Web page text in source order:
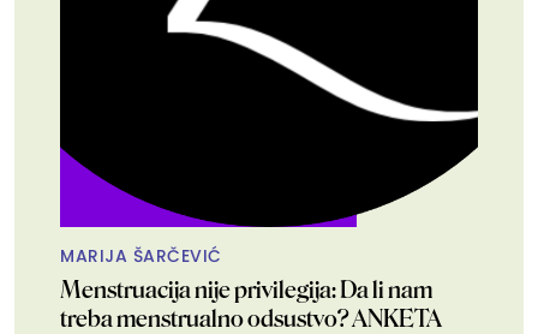
MARIJA ŠARČEVIĆ
Menstruacija nije privilegija: Da li nam
treba menstrualno odsustvo? ANKETA